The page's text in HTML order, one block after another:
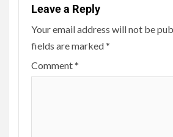
Leave a Reply
Your email address will not be
fields are marked*
Comment*